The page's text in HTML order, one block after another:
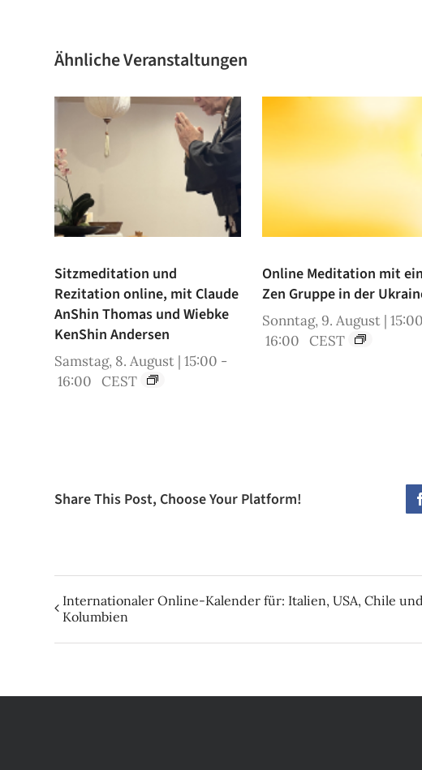
Ähnliche Veranstaltungen
Sitzmeditation und
Rezitation online, mit Claude
AnShin Thomas und Wiebke
KenShin Andersen
Samstag, 8. August | 15:00 -
16:00 CEST
Online Meditation mit
Zen Gruppe in der
Sonntag, 9. August | 15:00
16:00
CEST
Share This Post, Choose Your Platform!
Internationaler Online-Kalender für: Italien, USA, Chile und
Kolumbien